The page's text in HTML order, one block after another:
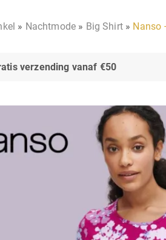
» Nachtmode » Big Shirt» Nanso
verzending vanaf €50